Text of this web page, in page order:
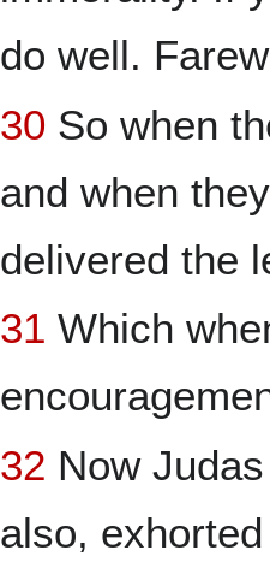
do well.
30 So when
and when
delivered the
31 Which
32 Now
also,